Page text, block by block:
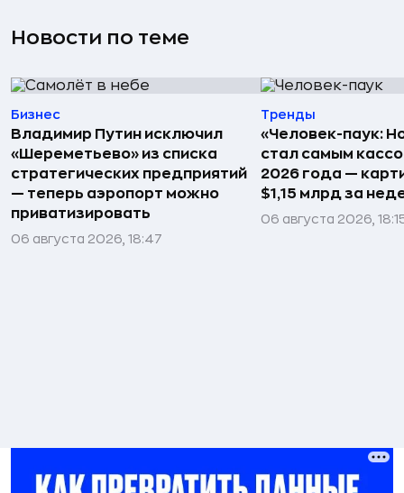
Новости по теме
Бизнес
Владимир Путин исключил
«Шереметьево» из списка
стратегических предприятий
— теперь аэропорт можно
приватизировать
06 августа 2026, 18:47
Тренды
«Человек-паук:
стал самым
2026 года —
$1,15 млрд за
06 августа 2026,